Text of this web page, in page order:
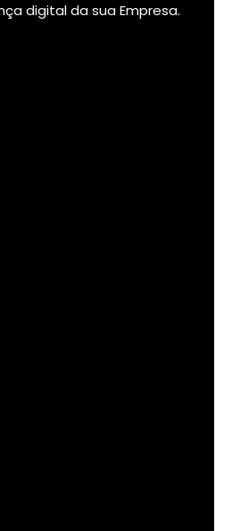
digital da sua Empresa.